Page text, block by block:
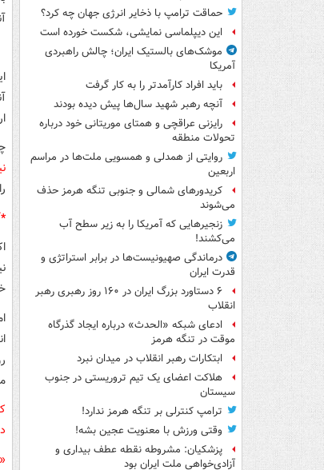
حماقت ترامپ با ذخایر انرژی جهان چه کرد؟
این دیپلماسی نمایشی، شکست خورده است
موشک‌های بالستیک ایران؛ چالش راهبردی
آمریکا
باید افراد کارآمدتر را به کار گرفت
آنچه رهبر شهید سال‌ها پیش دیده بودند
رایزنی عراقچی و همتای موریتانی خود درباره
تحولات منطقه
روایتی از همدلی و همسویی ملت‌ها در مراسم
اربعین
کریدورهای شمالی و جنوبی تنگه هرمز حذف
می‌شوند
زنجیرهایی که آمریکا را به زیر سطح آب
می‌کشند!
درماندگی صهیونیست‌ها در برابر استراتژی و
قدرت ایران
۶ دستاورد بزرگ ایران در ۱۶۰ روز رهبری رهبر
انقلاب
ادعای شبکه «الحدث» درباره ایجاد گذرگاه
موقت در تنگه هرمز
ابتکارات رهبر انقلاب در میدان نبرد
هلاکت اعضای یک تیم تروریستی در جنوب
سیستان
ترامپ کنترلی بر تنگه هرمز ندارد!
وقتی ورزش با معنویت عجین بشه!
پزشکیان: مشروطه نقطه عطف بیداری و
آزادی‌خواهی ملت ایران بود